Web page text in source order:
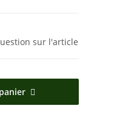
sur l'article